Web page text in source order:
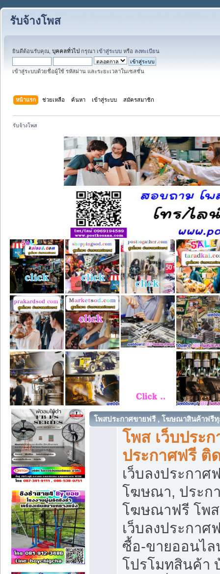
รับจ้างโพส
ยินดีต้อนรับคุณ, บุคคลทั่วไป กรุณา เข้าสู่ระบบ หรือ ลงทะเบียน
เข้าสู่ระบบด้วยชื่อผู้ใช้ รหัสผ่าน และระยะเวลาในเซสชั่น
หน้าแรก ช่วยเหลือ ค้นหา เข้าสู่ระบบ สมัครสมาชิก
รับจ้างโพส
โพสประกาศขายฟรี , โฆษณาสินค้าฟรี
โพส เว็บประก
ประกาศฟรี ติ
เว็บลงประกา
โฆษณา, ประก
โฆษณาฟรี โพส
เว็บลงประกา
ซื้อ-ขายออนไล
โปรโมทสินค้า